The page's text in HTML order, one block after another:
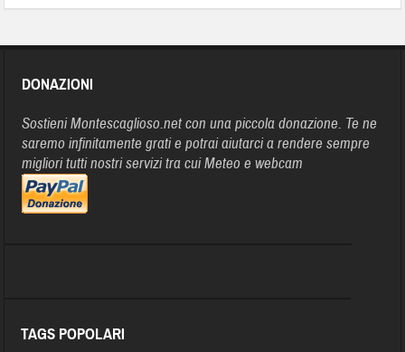
DONAZIONI
Sostieni Montescaglioso.net con una piccola donazione. Te ne
saremo infinitamente grati e potrai aiutarci a rendere sempre
migliori tutti nostri servizi tra cui Meteo e webcam
TAGS POPOLARI